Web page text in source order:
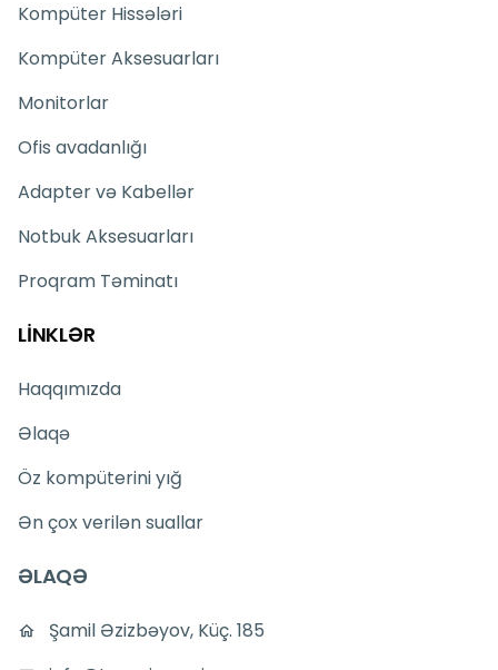
Kompüter Hissələri
Kompüter Aksesuarları
Monitorlar
Ofis avadanlığı
Adapter və Kabellər
Notbuk Aksesuarları
Proqram Təminatı
LİNKLƏR
Haqqımızda
Əlaqə
Öz kompüterini yığ
Ən çox verilən suallar
ƏLAQƏ
Şamil Əzizbəyov, Küç. 185